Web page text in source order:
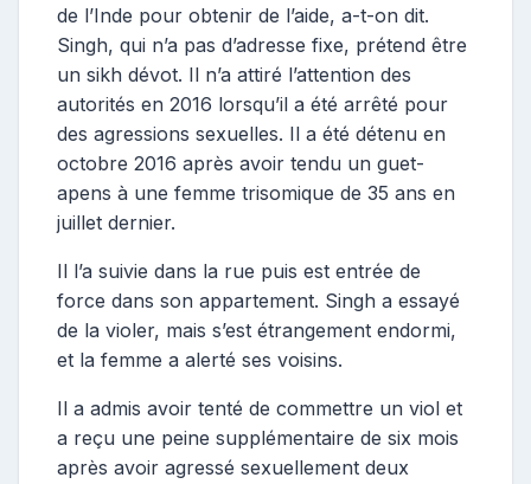
de l’Inde pour obtenir de l’aide, a-t-on dit.
Singh, qui n’a pas d’adresse fixe, prétend être
un sikh dévot. Il n’a attiré l’attention des
autorités en 2016 lorsqu’il a été arrêté pour
des agressions sexuelles. Il a été détenu en
octobre 2016 après avoir tendu un guet-
apens à une femme trisomique de 35 ans en
juillet dernier.
Il l’a suivie dans la rue puis est entrée de
force dans son appartement. Singh a essayé
de la violer, mais s’est étrangement endormi,
et la femme a alerté ses voisins.
Il a admis avoir tenté de commettre un viol et
a reçu une peine supplémentaire de six mois
après avoir agressé sexuellement deux